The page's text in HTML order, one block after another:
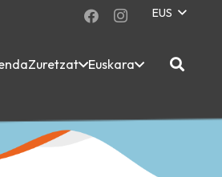
EUS
Zuretzat Euskara